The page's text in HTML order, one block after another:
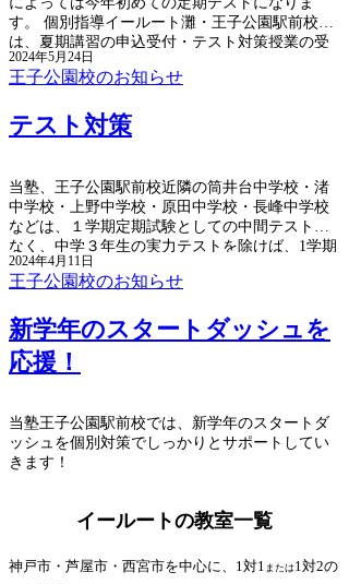
す。 個別指導イールート灘・王子公園駅前校で
は、夏期講習の申込受付・テスト対策授業の受
付を行っています。
2024年5月24日
王子公園校のお知らせ
テスト対策
当塾、王子公園駅前校近隣の筒井台中学校・渚
中学校・上野中学校・原田中学校・長峰中学校
などは、１学期定期試験としての中間テストが
なく、中学３年生の実力テストを除けば、1学期
の総まとめとして６月の末に期末テストがある
だけとなります。
2024年4月11日
王子公園校のお知らせ
新学年のスタートダッシュを
応援！
当塾王子公園駅前校では、新学年のスタートダ
ッシュを個別対策でしっかりとサポートしてい
きます！
イールートの教室一覧
​神戸市・芦屋市・西宮市を中心に、1対1 または 1対2の